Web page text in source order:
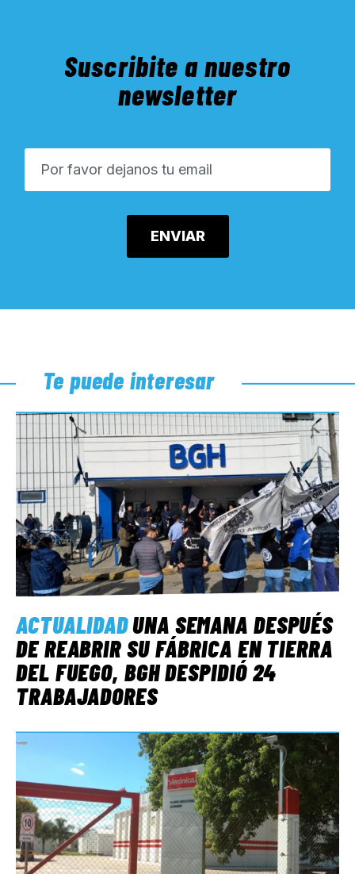
Suscribite a nuestro
newsletter
Te puede interesar
ACTUALIDADUNA SEMANA DESPUÉS
DE REABRIR SU FÁBRICA EN TIERRA
DEL FUEGO, BGH DESPIDIÓ 24
TRABAJADORES